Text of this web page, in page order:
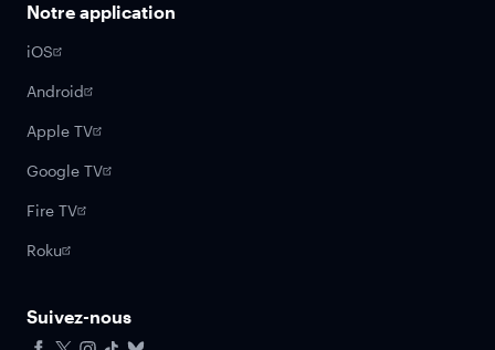
Notre application
iOS
Android
Apple TV
Google TV
Fire TV
Roku
Suivez-nous